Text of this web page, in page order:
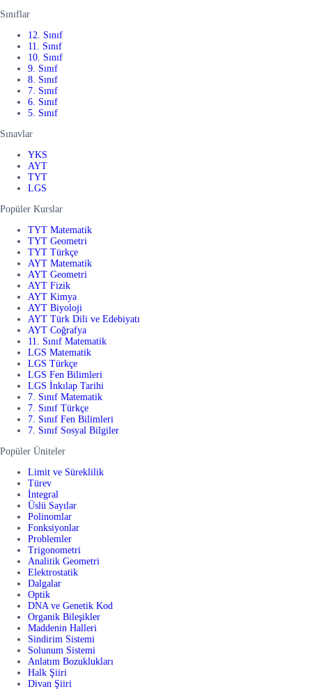
Sınıflar
12. Sınıf
11. Sınıf
10. Sınıf
9. Sınıf
8. Sınıf
7. Sınıf
6. Sınıf
5. Sınıf
Sınavlar
YKS
AYT
TYT
LGS
Popüler Kurslar
TYT Matematik
TYT Geometri
TYT Türkçe
AYT Matematik
AYT Geometri
AYT Fizik
AYT Kimya
AYT Biyoloji
AYT Türk Dili ve Edebiyatı
AYT Coğrafya
11. Sınıf Matematik
LGS Matematik
LGS Türkçe
LGS Fen Bilimleri
LGS İnkılap Tarihi
7. Sınıf Matematik
7. Sınıf Türkçe
7. Sınıf Fen Bilimleri
7. Sınıf Sosyal Bilgiler
Popüler Üniteler
Limit ve Süreklilik
Türev
İntegral
Üslü Sayılar
Polinomlar
Fonksiyonlar
Problemler
Trigonometri
Analitik Geometri
Elektrostatik
Dalgalar
Optik
DNA ve Genetik Kod
Organik Bileşikler
Maddenin Halleri
Sindirim Sistemi
Solunum Sistemi
Anlatım Bozuklukları
Halk Şiiri
Divan Şiiri